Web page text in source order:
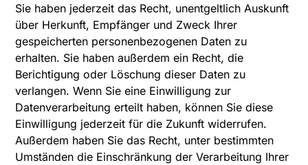
Sie haben jederzeit das Recht, unentgeltlich Auskunft
über Herkunft, Empfänger und Zweck Ihrer
gespeicherten personenbezogenen Daten zu
erhalten. Sie haben außerdem ein Recht, die
Berichtigung oder Löschung dieser Daten zu
verlangen. Wenn Sie eine Einwilligung zur
Datenverarbeitung erteilt haben, können Sie diese
Einwilligung jederzeit für die Zukunft widerrufen.
Außerdem haben Sie das Recht, unter bestimmten
Umständen die Einschränkung der Verarbeitung Ihrer